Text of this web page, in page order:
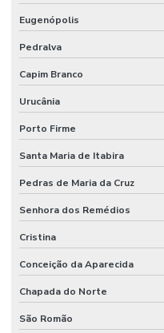
Eugenópolis
Pedralva
Capim Branco
Urucânia
Porto Firme
Santa Maria de Itabira
Pedras de Maria da Cruz
Senhora dos Remédios
Cristina
Conceição da Aparecida
Chapada do Norte
São Romão